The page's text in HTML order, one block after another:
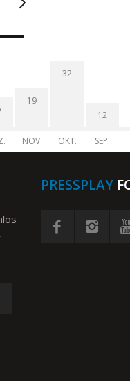
19
NOV.
32
OKT.
12
SEP.
PRESSPLAY